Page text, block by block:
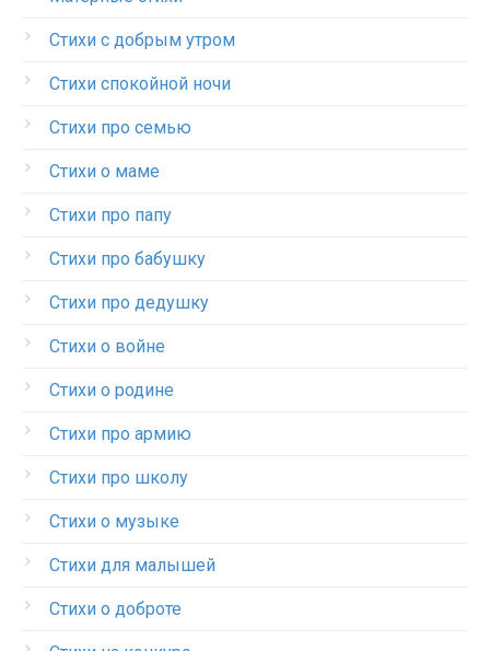
Стихи с добрым утром
Стихи спокойной ночи
Стихи про семью
Стихи о маме
Стихи про папу
Стихи про бабушку
Стихи про дедушку
Стихи о войне
Стихи о родине
Стихи про армию
Стихи про школу
Стихи о музыке
Стихи для малышей
Стихи о доброте